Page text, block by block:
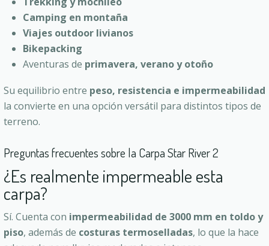
Camping en montaña
Viajes outdoor livianos
Bikepacking
Aventuras de primavera, verano y otoño
Su equilibrio entre peso, resistencia e impermeabilidad
la convierte en una opción versátil para distintos tipos de
terreno.
Preguntas frecuentes sobre la Carpa Star River 2
¿Es realmente impermeable esta
carpa?
Sí. Cuenta con impermeabilidad de 3000 mm en toldo y
piso, además de costuras termoselladas, lo que la hace